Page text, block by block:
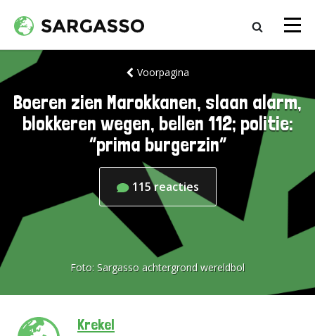
Voorpagina
Boeren zien Marokkanen, slaan alarm,
blokkeren wegen, bellen 112; politie:
“prima burgerzin”
115 reacties
Foto: Sargasso achtergrond wereldbol
Krekel